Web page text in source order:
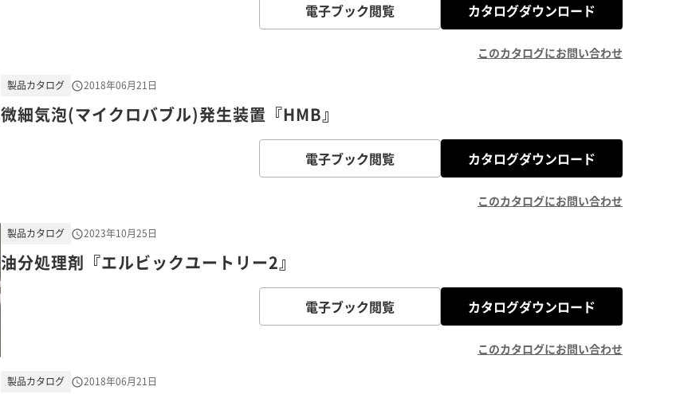
電子ブック閲覧 カタログダウンロード
このカタログにお問い合わせ
微細気泡(マイクロバブル)発生装置『HMB』
製品カタログ 2018年06月21日
電子ブック閲覧 カタログダウンロード
このカタログにお問い合わせ
油分処理剤『エルビックユートリー2』
製品カタログ 2023年10月25日
電子ブック閲覧 カタログダウンロード
このカタログにお問い合わせ
製品カタログ 2018年06月21日